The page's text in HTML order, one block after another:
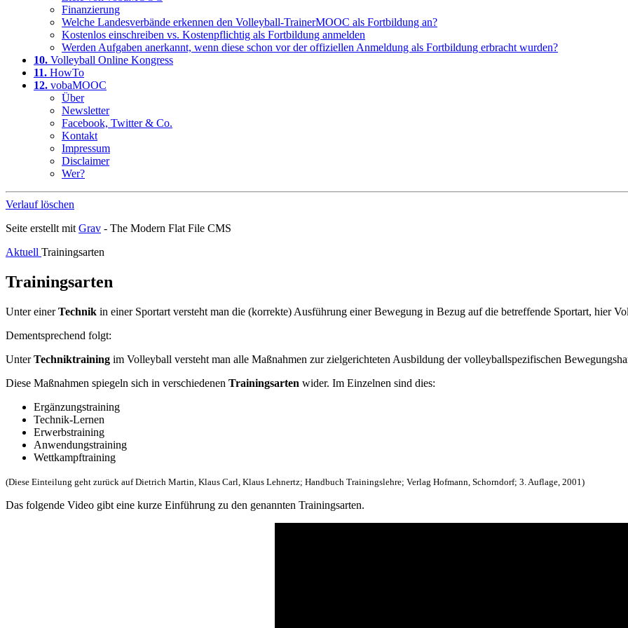
Finanzierung
Welche Landesverbände erkennen den Volleyball-TrainerMOOC als Fortbildung an?
Kostenlos einschreiben vs. Kostenpflichtig als Fortbildung anmelden
Werden Aufgaben anerkannt, wenn diese schon vor der offiziellen Anmeldung als Fortbildung erbracht wurden?
10. Volleyball Online Kongress
11. HowTo
12. vobaMOOC
Über
Newsletter
Facebook, Twitter & Co.
Kontakt
Impressum
Disclaimer
Wer?
Verlauf löschen
Seite erstellt mit Grav - The Modern Flat File CMS
Aktuell Trainingsarten
Trainingsarten
Unter einerTechnik in einer Sportart versteht man die (korrekte) Ausführung einer Bewegung in Bezug auf die betreffende Sportart, hier
Dementsprechend folgt:
UnterTechniktraining im Volleyball versteht man alle Maßnahmen zur zielgerichteten Ausbildung der volleyballspezifischen
Diese Maßnahmen spiegeln sich in verschiedenen Trainingsarten wider. Im Einzelnen sind dies:
Ergänzungstraining
Technik-Lernen
Erwerbstraining
Anwendungstraining
Wettkampftraining
(Diese Einteilung geht zurück auf Dietrich Martin, Klaus Carl, Klaus Lehnertz; Handbuch Trainingslehre; Verlag Hofmann, Schorndorf; 3. Auflage, 2001)
Das folgende Video gibt eine kurze Einführung zu den genannten Trainingsarten.